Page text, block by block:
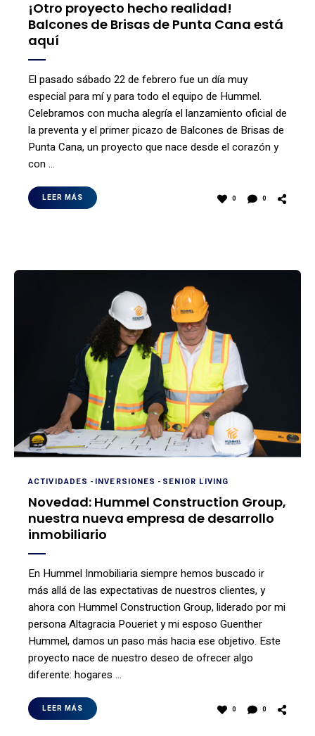
¡Otro proyecto hecho realidad!
Balcones de Brisas de Punta Cana está
aquí
El pasado sábado 22 de febrero fue un día muy
especial para mí y para todo el equipo de Hummel.
Celebramos con mucha alegría el lanzamiento oficial de
la preventa y el primer picazo de Balcones de Brisas de
Punta Cana, un proyecto que nace desde el corazón y
con …
LEER MÁS 0 0
ACTIVIDADES - INVERSIONES - SENIOR LIVING
Novedad: Hummel Construction Group,
nuestra nueva empresa de desarrollo
inmobiliario
En Hummel Inmobiliaria siempre hemos buscado ir
más allá de las expectativas de nuestros clientes, y
ahora con Hummel Construction Group, liderado por mi
persona Altagracia Poueriet y mi esposo Guenther
Hummel, damos un paso más hacia ese objetivo. Este
proyecto nace de nuestro deseo de ofrecer algo
diferente: hogares …
LEER MÁS 0 0